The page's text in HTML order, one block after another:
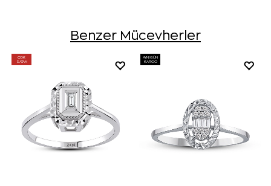
Benzer Mücevherler
ÇOK
SATAN
AYNI GÜN
KARGO